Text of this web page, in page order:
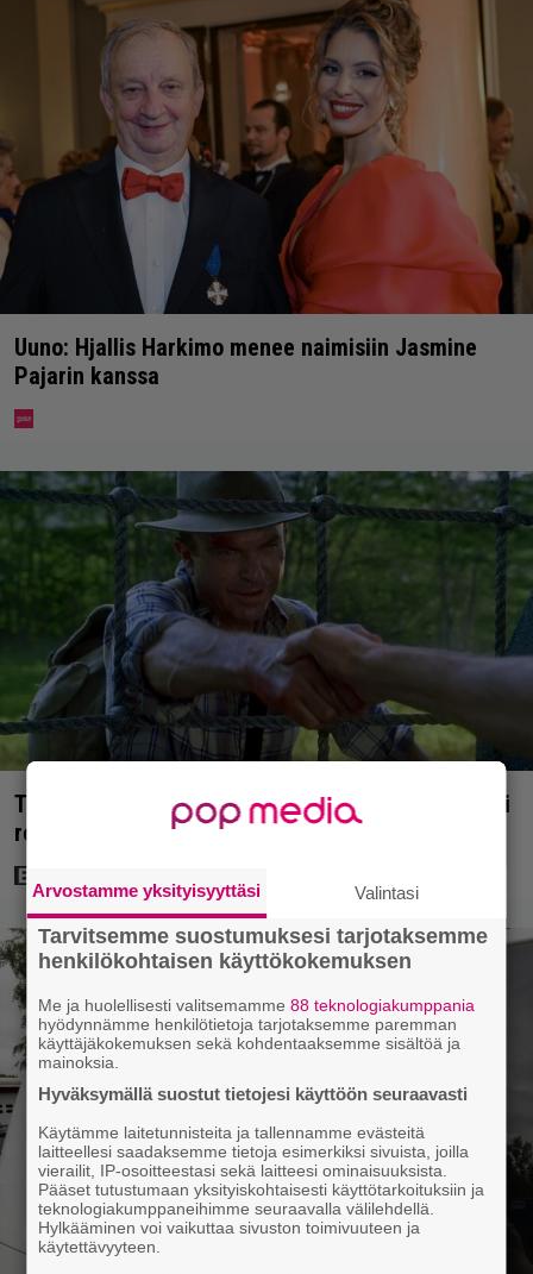
Uuno: Hjallis Harkimo menee naimisiin Jasmine
Pajarin kanssa
Tuleva videopelielokuva jäi Sam Neillin viimeiseksi
rooliksi
Arvostamme yksityisyyttäsi Valintasi
Tarvitsemme suostumuksesi tarjotaksemme
henkilökohtaisen käyttökokemuksen
Me ja huolellisesti valitsemamme88 teknologiakumppania
hyödynnämme henkilötietoja tarjotaksemme paremman
käyttäjäkokemuksen sekä kohdentaaksemme sisältöä ja
mainoksia.
Hyväksymällä suostut tietojesi käyttöön seuraavasti
Käytämme laitetunnisteita ja tallennamme evästeitä
laitteellesi saadaksemme tietoja esimerkiksi sivuista, joilla
vierailit, IP-osoitteestasi sekä laitteesi ominaisuuksista.
Pääset tutustumaan yksityiskohtaisesti käyttötarkoituksiin ja
teknologiakumppaneihimme seuraavalla välilehdellä.
Hylkääminen voi vaikuttaa sivuston toimivuuteen ja
käytettävyyteen.